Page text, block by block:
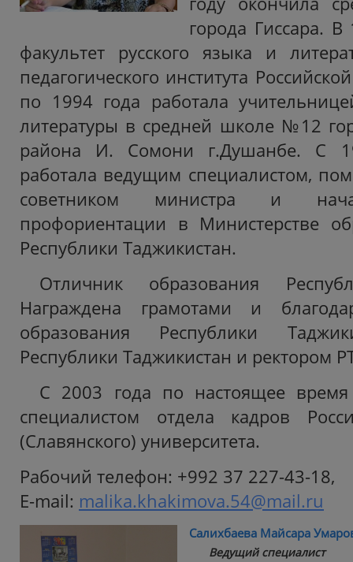
города Гиссара.
факультет русского языка и
педагогического института
по 1994 года работала
литературы в средней школе №12
района И. Сомони г.Душанбе. С
работала ведущим специалистом,
советником министра и
профориентации в Министерстве
Республики Таджикистан.
Отличник образования
Награждена грамотами и
образования Республики
Республики Таджикистан и ректором
С 2003 года по настоящее
специалистом отдела кадров
(Славянского) университета.
Рабочий телефон: +992 37 227-43-18,
E-mail: malika.khakimova.54@mail.ru
Салихбаева Майсара
Ведущий специалист